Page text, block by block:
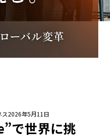
2026年5月11日
で世界に挑